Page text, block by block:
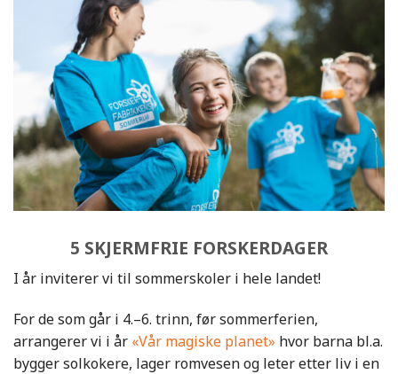
5 SKJERMFRIE FORSKERDAGER
I år inviterer vi til sommerskoler i hele landet!
For de som går i 4.–6. trinn, før sommerferien,
arrangerer vi i år «Vår magiske planet» hvor barna bl.a.
bygger solkokere, lager romvesen og leter etter liv i en